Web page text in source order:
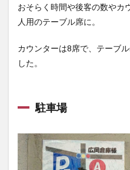
おそらく時間や後客の数やカ
人用のテーブル席に。
カウンターは8席で、テーブ
した。
駐車場